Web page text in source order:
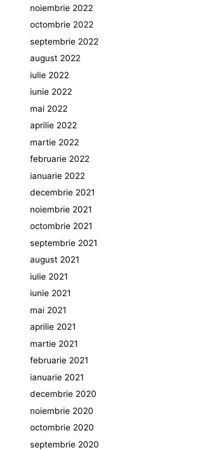
noiembrie 2022
octombrie 2022
septembrie 2022
august 2022
iulie 2022
iunie 2022
mai 2022
aprilie 2022
martie 2022
februarie 2022
ianuarie 2022
decembrie 2021
noiembrie 2021
octombrie 2021
septembrie 2021
august 2021
iulie 2021
iunie 2021
mai 2021
aprilie 2021
martie 2021
februarie 2021
ianuarie 2021
decembrie 2020
noiembrie 2020
octombrie 2020
septembrie 2020